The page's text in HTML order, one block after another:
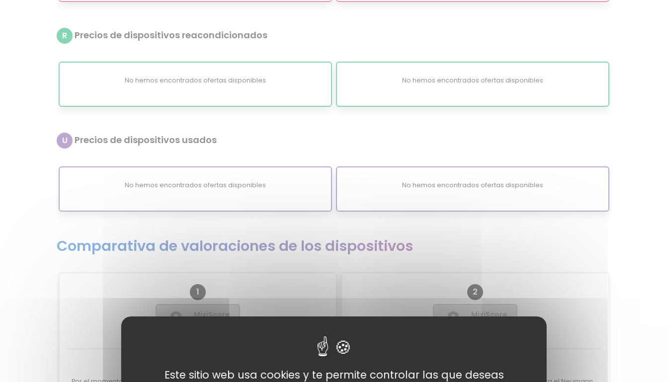
R Precios de dispositivos reacondicionados
No hemos encontrados ofertas disponibles No hemos encontrados ofertas disponibles
U Precios de dispositivos usados
No hemos encontrados ofertas disponibles No hemos encontrados ofertas disponibles
Comparativa de valoraciones de los dispositivos
1
?
MixiScore
2
?
MixiScore
Este sitio web usa cookies y te permite controlar las que deseas